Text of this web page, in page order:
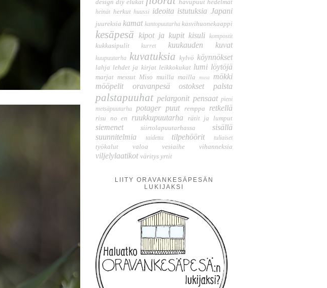
design diy elukat havupuut hedelmät
heinät herkut huussi ideoita istutuksia Japani
juureksia kamat kantopuutarha kasvihuonekaappi
kesäpesä kipot ja kupit kisuli kompostit
kukkasipulit kurret kuukauden kuvat
kuupuutarha kuvatuksia kylvö köynnökset
lahja lehdet ja kirjat leikkokukat lumi löytöjä
marjat messut Miso muilla mailla musa
mökki
mööpelit
oravanpesä ostokset palsta
palstapuuhat pelargonit pensaat pieni
metsäpuutarha
potager puut remppa retkellä
risu no en ruukkupuutarha rätit ja lumput
siemenet siirtolapuutarhassa
sisällä
suunnitelmia
taidetta tilpehöörit tuliaiset
työkalut valoa vesiaihe vihanneksia
viljelylaatikot väritys yrtit
LIITY ORAVANKESÄPESÄN
LUKIJAKSI